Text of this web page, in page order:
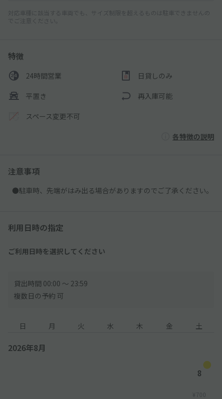
対応車種に該当する車両でも、サイズ制限を超えるものは駐車できませんの
でご注意ください。
特徴
24時間営業 日貸しのみ
平置き 再入庫可能
スペース変更不可
各特徴の説明
注意事項
●駐車時、先端がはみ出る場合がありますのでご了承ください。
利用日時の指定
ご利用日時を選択してください
貸出時間 00:00 〜 23:59
複数日の予約 可
日 月 火 水 木 金 土
2026年8月
8
¥700